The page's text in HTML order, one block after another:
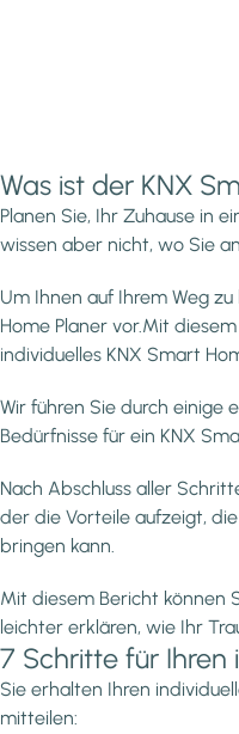
Was ist der KNX
Planen Sie, Ihr Zuhause in
wissen aber nicht, wo Sie
Um Ihnen auf Ihrem Weg
Home Planer vor.Mit
individuelles KNX Smart
Wir führen Sie durch einige
Bedürfnisse für ein KNX
Nach Abschluss aller
der die Vorteile aufzeigt,
bringen kann.
Mit diesem Bericht können
leichter erklären, wie Ihr
7 Schritte für Ihren
Sie erhalten Ihren
mitteilen: